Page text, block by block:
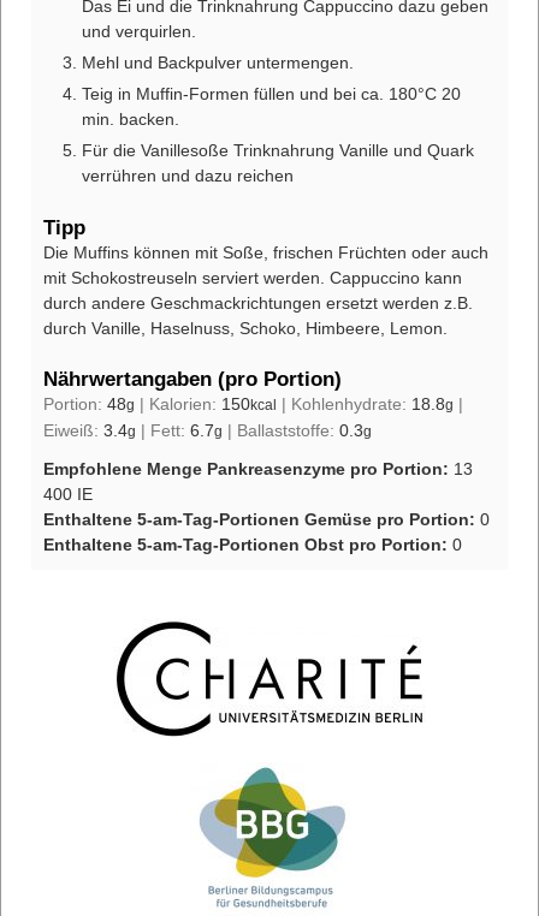
Das Ei und die Trinknahrung Cappuccino dazu geben
und verquirlen.
Mehl und Backpulver untermengen.
Teig in Muffin-Formen füllen und bei ca. 180°C 20
min. backen.
Für die Vanillesoße Trinknahrung Vanille und Quark
verrühren und dazu reichen
Tipp
Die Muffins können mit Soße, frischen Früchten oder auch
mit Schokostreuseln serviert werden. Cappuccino kann
durch andere Geschmackrichtungen ersetzt werden z.B.
durch Vanille, Haselnuss, Schoko, Himbeere, Lemon.
Nährwertangaben (pro Portion)
Portion: 48g | Kalorien: 150kcal | Kohlenhydrate: 18.8g |
Eiweiß: 3.4g | Fett: 6.7g | Ballaststoffe: 0.3g
Empfohlene Menge Pankreasenzyme pro Portion: 13
400 IE
Enthaltene 5-am-Tag-Portionen Gemüse pro Portion: 0
Enthaltene 5-am-Tag-Portionen Obst pro Portion: 0